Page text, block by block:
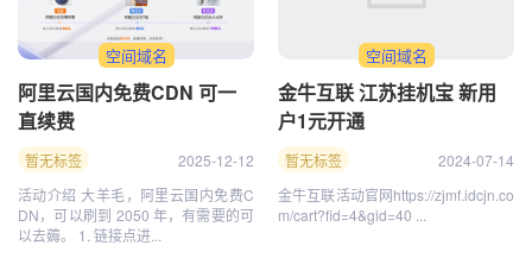
空间域名
阿里云国内免费CDN 可一
直续费
暂无标签
2025-12-12
活动介绍 大羊毛，阿里云国内免费C
DN，可以刷到 2050 年，有需要的可
以去薅。 1. 链接点进...
空间域名
金牛互联 江苏挂机宝 新用
户1元开通
暂无标签
2024-07-14
金牛互联活动官网https://zjmf.idcjn.co
m/cart?fid=4&gid=40 ...